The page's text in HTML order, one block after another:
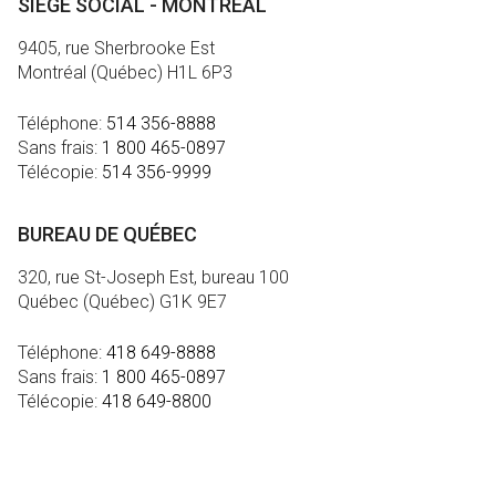
SIÈGE SOCIAL - MONTRÉAL
9405, rue Sherbrooke Est
Montréal (Québec) H1L 6P3
Téléphone: 514 356-8888
Sans frais: 1 800 465-0897
Télécopie: 514 356-9999
BUREAU DE QUÉBEC
320, rue St-Joseph Est, bureau 100
Québec (Québec) G1K 9E7
Téléphone: 418 649-8888
Sans frais: 1 800 465-0897
Télécopie: 418 649-8800